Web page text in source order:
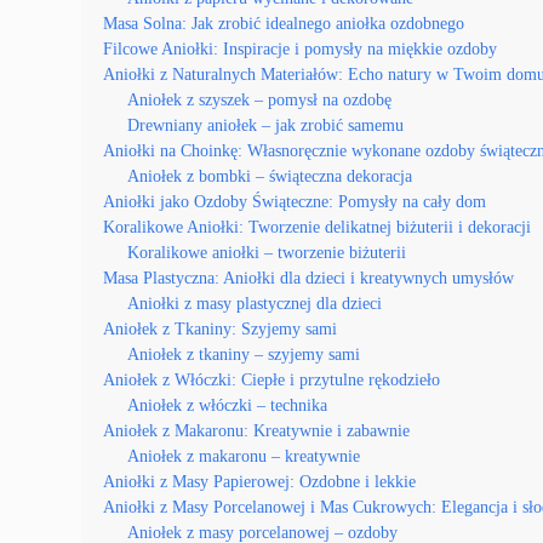
Masa Solna: Jak zrobić idealnego aniołka ozdobnego
Filcowe Aniołki: Inspiracje i pomysły na miękkie ozdoby
Aniołki z Naturalnych Materiałów: Echo natury w Twoim domu
Aniołek z szyszek – pomysł na ozdobę
Drewniany aniołek – jak zrobić samemu
Aniołki na Choinkę: Własnoręcznie wykonane ozdoby
Aniołek z bombki – świąteczna dekoracja
Aniołki jako Ozdoby Świąteczne: Pomysły na cały dom
Koralikowe Aniołki: Tworzenie delikatnej biżuterii i dekoracji
Koralikowe aniołki – tworzenie biżuterii
Masa Plastyczna: Aniołki dla dzieci i kreatywnych umysłów
Aniołki z masy plastycznej dla dzieci
Aniołek z Tkaniny: Szyjemy sami
Aniołek z tkaniny – szyjemy sami
Aniołek z Włóczki: Ciepłe i przytulne rękodzieło
Aniołek z włóczki – technika
Aniołek z Makaronu: Kreatywnie i zabawnie
Aniołek z makaronu – kreatywnie
Aniołki z Masy Papierowej: Ozdobne i lekkie
Aniołki z Masy Porcelanowej i Mas Cukrowych: Elegancja i
Aniołek z masy porcelanowej – ozdoby